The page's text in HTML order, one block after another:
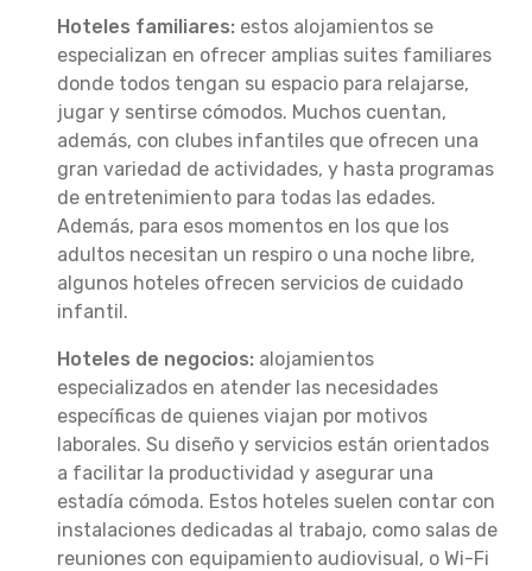
Hoteles familiares: estos alojamientos se
especializan en ofrecer amplias suites familiares
donde todos tengan su espacio para relajarse,
jugar y sentirse cómodos. Muchos cuentan,
además, con clubes infantiles que ofrecen una
gran variedad de actividades, y hasta programas
de entretenimiento para todas las edades.
Además, para esos momentos en los que los
adultos necesitan un respiro o una noche libre,
algunos hoteles ofrecen servicios de cuidado
infantil.
Hoteles de negocios: alojamientos
especializados en atender las necesidades
específicas de quienes viajan por motivos
laborales. Su diseño y servicios están orientados
a facilitar la productividad y asegurar una
estadía cómoda. Estos hoteles suelen contar con
instalaciones dedicadas al trabajo, como salas de
reuniones con equipamiento audiovisual, o Wi-Fi